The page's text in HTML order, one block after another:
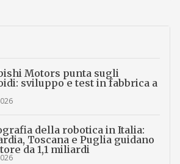
Motors punta sugli
sviluppo e test in fabbrica a
della robotica in Italia:
Toscana e Puglia guidano
da 1,1 miliardi